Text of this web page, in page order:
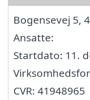
Bogensevej 5,
Ansatte:
Startdato: 11.
CVR: 41948965